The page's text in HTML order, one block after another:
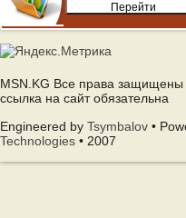
MSN.KG Все права
ссылка на сайт обязательна
Engineered by Tsymbalov •
Technologies • 2007